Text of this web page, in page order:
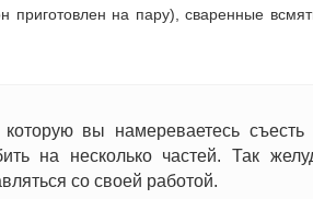
приготовлен на пару), сваренные
которую вы намереваетесь
на несколько частей. Так
со своей работой.